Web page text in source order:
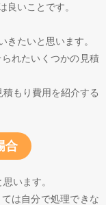
良いことです。
きたいと思います。
れたいくつかの見積
もり費用を紹介する
合
います。
は自分で処理できな